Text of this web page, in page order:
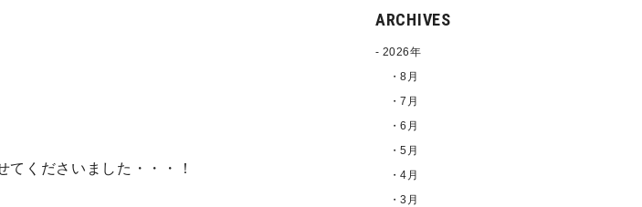
くださいました・・・！
ARCHIVES
2026年
・8月
・7月
・6月
・5月
・4月
・3月